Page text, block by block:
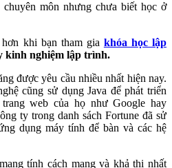
môn nhưng chưa biết học ở
khi bạn tham gia khóa học lập
kinh nghiệm lập trình.
được yêu cầu nhiều nhất hiện nay.
cũng sử dụng Java để phát triển
web của họ như Google hay
ty trong danh sách Fortune đã sử
dụng máy tính để bàn và các hệ
tính cách mạng và khả thi nhất